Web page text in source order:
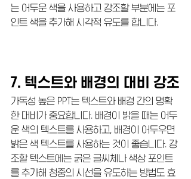
는 어두운 색을 사용하고 강조할 부분에는 포
인트 색을 추가해 시각적 유도를 합니다.
7. 텍스트와 배경의 대비 강조
가독성 높은 PPT는 텍스트와 배경 간의 명확
한 대비가 중요합니다. 배경이 밝을 때는 어두
운 색의 텍스트를 사용하고, 배경이 어두우면
밝은 색 텍스트를 사용하는 것이 좋습니다. 강
조할 텍스트에는 굵은 글씨체나 색상 포인트
를 추가해 청중의 시선을 유도하는 방법도 효